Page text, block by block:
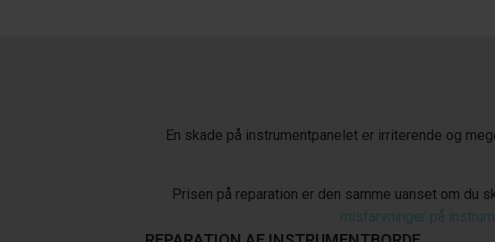
En skade på instrumentpanelet er irriterende og
Prisen på reparation er den samme uanset om du
misfarvninger på